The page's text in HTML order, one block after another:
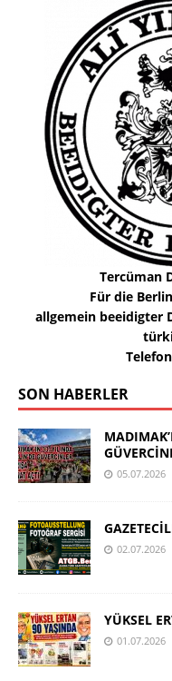
Tercüman
Für die
allgemein beeidigter
SON HABERLER
05.07.2026
02.07.2026
YÜKSEL
01.07.2026